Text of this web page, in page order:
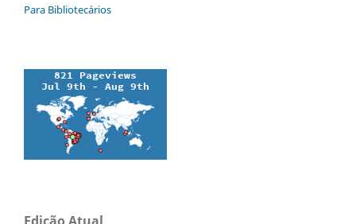
Para Bibliotecários